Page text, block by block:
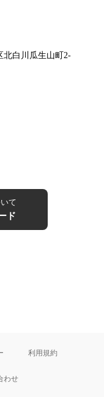
北白川瓜生山町2-
て
ド
利用規約
わせ